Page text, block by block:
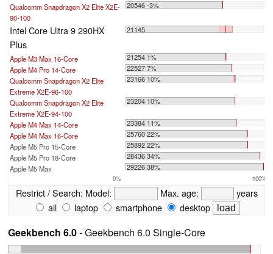
Qualcomm Snapdragon X2 Elite X2E-
90-100
20546 -3%
Intel Core Ultra 9 290HX
Plus
21145
Apple M3 Max 16-Core
21254 1%
Apple M4 Pro 14-Core
22527 7%
Qualcomm Snapdragon X2 Elite
Extreme X2E-96-100
23166 10%
Qualcomm Snapdragon X2 Elite
Extreme X2E-94-100
23204 10%
Apple M4 Max 14-Core
23384 11%
Apple M4 Max 16-Core
25760 22%
Apple M5 Pro 15-Core
25892 22%
Apple M5 Pro 18-Core
28436 34%
Apple M5 Max
29226 38%
0% 100%
Restrict / Search: Model: Max. age:
years
all
laptop smartphone desktop
Geekbench 6.0- Geekbench 6.0 Single-Core